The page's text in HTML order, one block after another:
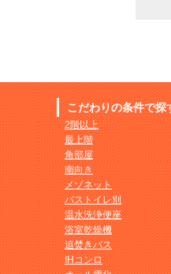
こだわりの条件で探
2階以上
最上階
角部屋
南向き
メゾネット
バストイレ別
温水洗浄便座
浴室乾燥機
追焚きバス
IHコンロ